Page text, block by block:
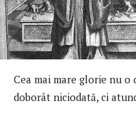
Cea mai mare glorie nu
doborât niciodată, ci